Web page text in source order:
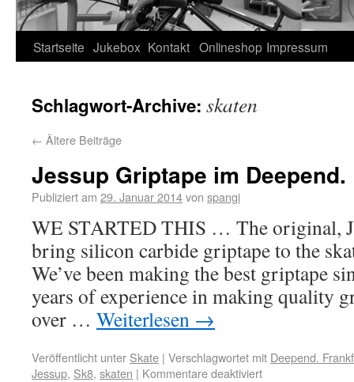
Startseite Jukebox Kontakt Onlineshop Impressum
Schlagwort-Archive: skaten
← Ältere Beiträge
Jessup Griptape im
Publiziert am 29. Januar 2014von spangi
WE STARTED THIS … The original,
bring silicon carbide griptape to the
We’ve been making the best griptape
years of experience in making quality
over … Weiterlesen →
Veröffentlicht unter Skate | Verschlagwortet mit Deepend.
Jessup, Sk8, skaten | Kommentare deaktiviert